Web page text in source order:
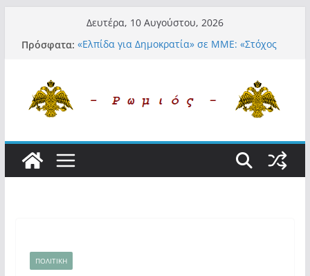
περιεχόμενο
Δευτέρα, 10 Αυγούστου, 2026
Πρόσφατα: «Ελπίδα για Δημοκρατία» σε ΜΜΕ: «Στόχος
«Αιχμηρή» τοποθέτηση από την Μαρία
Καρυστιανού: Η απάντησή της σε
Θ.Αυγερινό και όσους αποχώρησαν από την
Α.Φάουτσι: Στις ΗΠΑ τον συνέλαβαν για τα
εγκλήματά του στην πανδημία – Στην
Ελλάδα τον έκαναν μέλος της Ακαδημίας
ΠΟΛΙΤΙΚΗ